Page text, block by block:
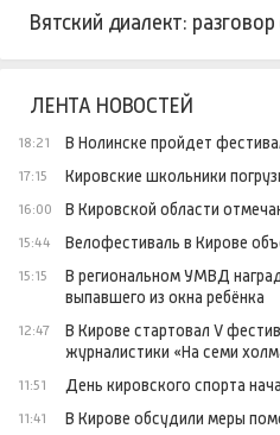
Вятский диалект:
ЛЕНТА НОВОСТЕЙ
18:21 В Нолинске пройдет
17:15 Кировские школьники
16:00 В Кировской области
15:44 Велофестиваль в Кирове
15:15
В региональном УМВД
выпавшего из окна ребёнка
12:47
В Кирове стартовал V
журналистики «На семи
11:51 День кировского спорта
11:41
В Кирове обсудили меры